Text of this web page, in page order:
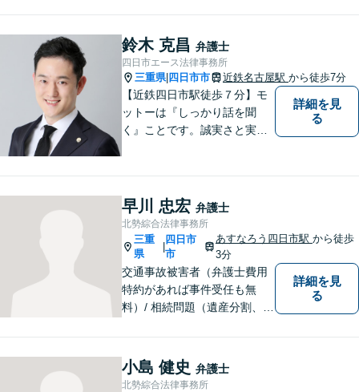
して、一緒に解決方法を考え
る手助けをさせていただけれ
ばと思いますので、お気軽に
ご相談ください。
鈴木 克昌 弁護士
四日市エース法律事務所
三重県| 四日市市 近鉄名古屋駅 から徒歩7分
【近鉄四日市駅徒歩７分】モ
ットーは『しっかり話を聞
く』ことです。誠実さと実直
（使用者側）／交通事故／相
続問題など、幅広く対応。お
気軽にご相談ください。
詳細を見
る
早川 忠宏 弁護士
北勢綜合法律事務所
三重
県
四日市
市
あすなろう四日市駅 から徒歩
3分
交通事故被害者（弁護士費用
特約があれば事件受任も無
料）/ 相続問題（遺産分割、遺
さい。
詳細を見
る
小島 健史 弁護士
北勢綜合法律事務所